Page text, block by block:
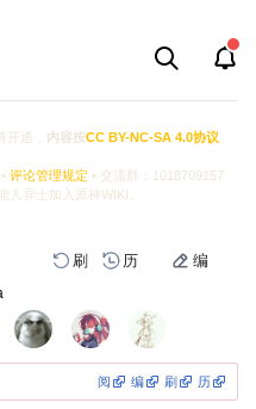
通， 内容按CC BY-NC-SA 4.0协议
• 评论管理规定 • 交流群：1018709157
人异士加入原神WIKI。
刷 历 编
阅 编 刷 历